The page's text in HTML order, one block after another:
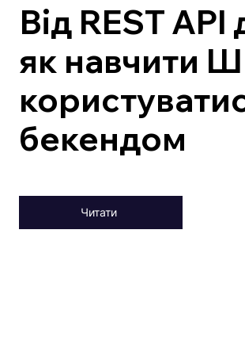
Від REST API
як навчити
бекендом
Читати